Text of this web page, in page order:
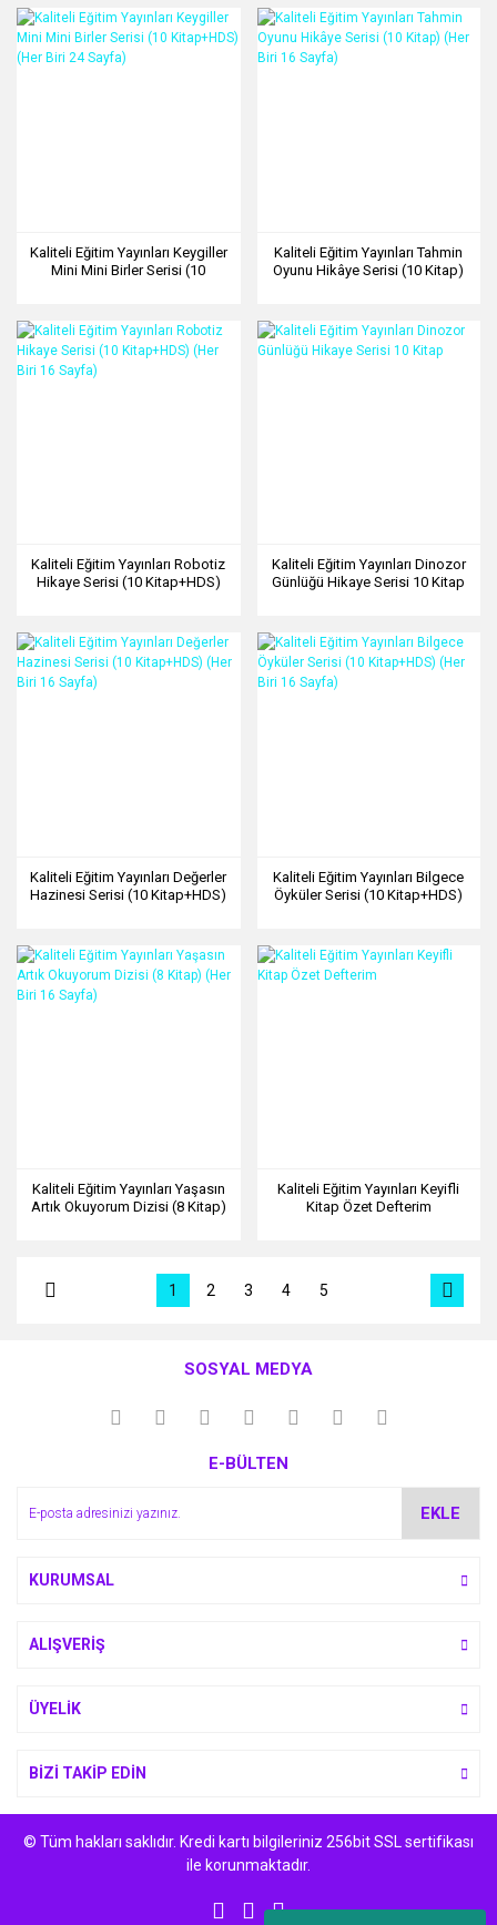
Kaliteli Eğitim Yayınları Keygiller
Mini Mini Birler Serisi (10
Kaliteli Eğitim Yayınları Tahmin
Oyunu Hikâye Serisi (10 Kitap)
Kaliteli Eğitim Yayınları Robotiz
Hikaye Serisi (10 Kitap+HDS)
Kaliteli Eğitim Yayınları Dinozor
Günlüğü Hikaye Serisi 10 Kitap
Kaliteli Eğitim Yayınları Değerler
Hazinesi Serisi (10 Kitap+HDS)
Kaliteli Eğitim Yayınları Bilgece
Öyküler Serisi (10 Kitap+HDS)
Kaliteli Eğitim Yayınları Yaşasın
Artık Okuyorum Dizisi (8 Kitap)
Kaliteli Eğitim Yayınları Keyifli
Kitap Özet Defterim
1 2 3 4 5
SOSYAL MEDYA
E-BÜLTEN
EKLE
KURUMSAL
ALIŞVERİŞ
ÜYELİK
BİZİ TAKİP EDİN
© Tüm hakları saklıdır. Kredi kartı bilgileriniz 256bit SSL sertifikası
ile korunmaktadır.